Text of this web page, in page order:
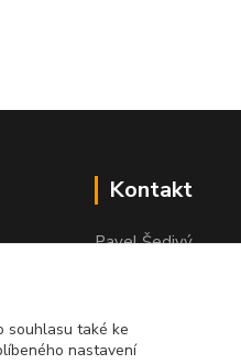
Kontakt
Pavel Šedivý
souhlasu také ke
nastavení